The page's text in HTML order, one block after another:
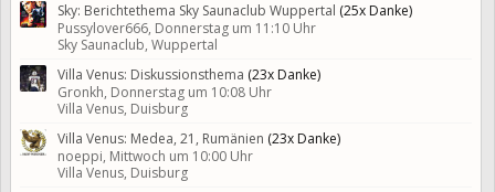
Sky: Berichtethema Sky Saunaclub Wuppertal (25x Danke)
Pussylover666, Donnerstag um 11:10 Uhr
Sky Saunaclub, Wuppertal
Villa Venus: Diskussionsthema (23x Danke)
Gronkh, Donnerstag um 10:08 Uhr
Villa Venus, Duisburg
Villa Venus: Medea, 21, Rumänien (23x Danke)
noeppi, Mittwoch um 10:00 Uhr
Villa Venus, Duisburg